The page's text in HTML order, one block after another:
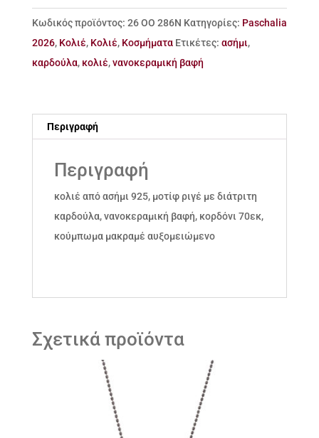
ασήμι
925
ποσότητα
Κωδικός προϊόντος: 26 ΟΟ 286Ν Κατηγορίες: Paschalia
2026, Κολιέ, Κολιέ, Κοσμήματα Ετικέτες: ασήμι,
καρδούλα, κολιέ,νανοκεραμική βαφή
Περιγραφή
Περιγραφή
κολιέ από ασήμι 925, μοτίφ ριγέ με διάτριτη
καρδούλα, νανοκεραμική βαφή, κορδόνι 70εκ,
κούμπωμα μακραμέ αυξομειώμενο
Σχετικά προϊόντα